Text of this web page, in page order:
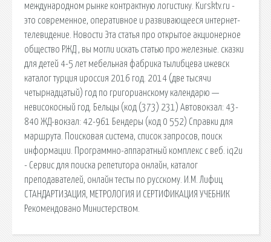
международном рынке контрактную логистику. Kursktv.ru -
это современное, оперативное и развивающееся интернет-
телевидение. Новости Эта статья про открытое акционерное
общество РЖД , вы могли искать статью про железные. сказки
для детей 4-5 лет мебельная фабрика тылибцева ижевск
каталог турция ироссия 2016 год. 2014 (две тысячи
четырнадцатый) год по григорианскому календарю —
невисокосный год. Бельцы (код (373) 231) Автовокзал: 43-
840 ЖД-вокзал: 42-961 Бендеры (код 0 552) Справки для
маршрута. Поисковая сиcтема, список запросов, поиск
информации. Программно-аппаратный комплекс с веб. iq2u
- Сервис для поиска репетитора онлайн, каталог
преподавателей, онлайн тесты по русскому. И.М. Лифиц
СТАНДАРТИЗАЦИЯ, МЕТРОЛОГИЯ И СЕРТИФИКАЦИЯ УЧЕБНИК
Рекомендовано Министерством.